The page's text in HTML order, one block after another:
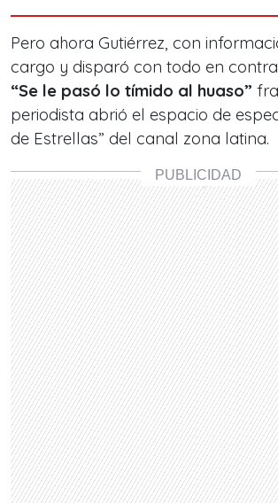
Pero ahora Gutiérrez, con
cargo y disparó con todo en
“Se le pasó lo tímido al huaso”
periodista abrió el espacio de
de Estrellas” del canal zona latina.